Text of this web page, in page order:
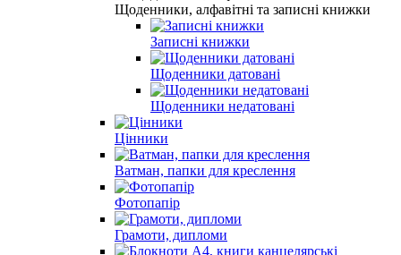
Щоденники, алфавiтнi та записнi книжки
Записні книжки
Щоденники датовані
Щоденники недатовані
Цінники
Ватман, папки для креслення
Фотопапір
Грамоти, дипломи